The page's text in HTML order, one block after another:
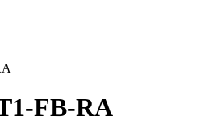
FB-RA